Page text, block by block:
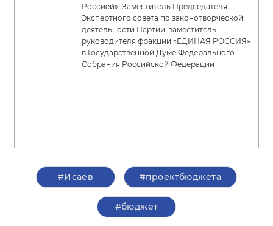
Россией», Заместитель Председателя
Экспертного совета по законотворческой
деятельности Партии, заместитель
руководителя фракции «ЕДИНАЯ РОССИЯ»
в Государственной Думе Федерального
Собрания Российской Федерации
#Исаев #проектбюджета
#бюджет